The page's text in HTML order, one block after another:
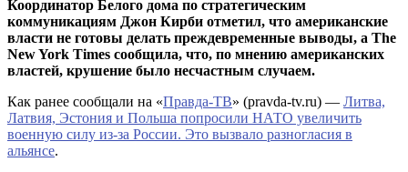
Координатор Белого дома по стратегическим
коммуникациям Джон Кирби отметил, что американские
власти не готовы делать преждевременные выводы, а The
New York Times сообщила, что, по мнению американских
властей, крушение было несчастным случаем.
Как ранее сообщали на «Правда-ТВ» (pravda-tv.ru) — Литва,
Латвия, Эстония и Польша попросили НАТО увеличить
военную силу из-за России. Это вызвало разногласия в
альянсе.